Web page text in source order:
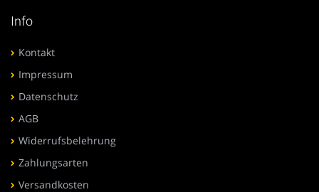
Info
Kontakt
Impressum
Datenschutz
AGB
Widerrufsbelehrung
Zahlungsarten
Versandkosten